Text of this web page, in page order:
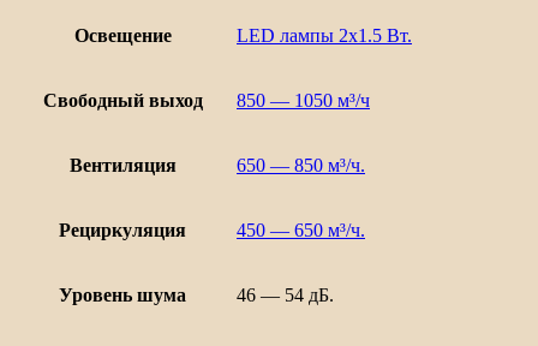
Освещение LED лампы 2х1.5 Вт.
Свободный выход 850 — 1050 м³/ч
Вентиляция 650 — 850 м³/ч.
Рециркуляция 450 — 650 м³/ч.
Уровень шума 46 — 54 дБ.